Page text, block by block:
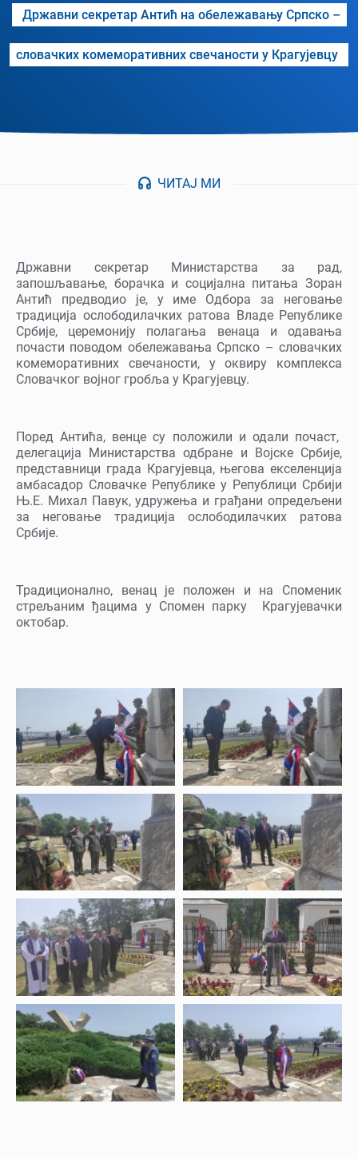
Државни секретар Антић на обележавању Српско –
словачких комеморативних свечаности у Крагујевцу
ЧИТАЈ МИ
Државни секретар Министарства за рад,
запошљавање, борачка и социјална питања Зоран
Антић предводио је, у име Одбора за неговање
традиција ослободилачких ратова Владе Републике
Србије, церемонију полагања венаца и одавања
почасти поводом обележавања Српско – словачких
комеморативних свечаности, у оквиру комплекса
Словачког војног гробља у Крагујевцу.
Поред Антића, венце су положили и одали почаст,
делегација Министарства одбране и Војске Србије,
представници града Крагујевца, његова екселенција
амбасадор Словачке Републике у Републици Србији
Њ.Е. Михал Павук, удружења и грађани опредељени
за неговање традиција ослободилачких ратова
Србије.
Традиционално, венац је положен и на Споменик
стрељаним ђацима у Спомен парку Крагујевачки
октобар.